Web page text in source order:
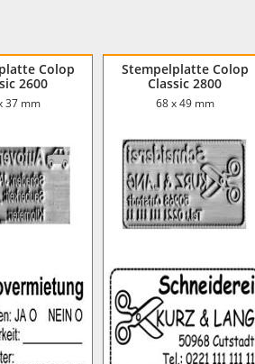
Colop
2600
37 mm
Stempelplatte Colop
Classic 2800
68 x 49 mm